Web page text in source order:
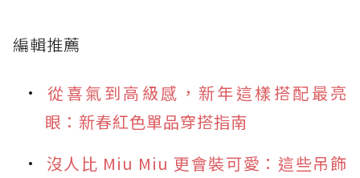
編輯推薦
從喜氣到高級感，新年這樣搭配最亮
眼：新春紅色單品穿搭指南
沒人比 Miu Miu 更會裝可愛：這些吊飾